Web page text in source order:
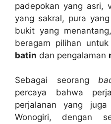
padepokan yang asri,
yang sakral, pura
bukit yang
beragam pilihan untuk
batin dan pengalaman
Sebagai seorang
percaya bahwa
perjalanan yang
Wonogiri, dengan